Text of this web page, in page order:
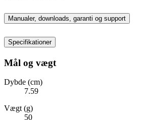
Manualer, downloads, garanti og support
Specifikationer
Mål og vægt
Dybde (cm)
7.59
Vægt (g)
50